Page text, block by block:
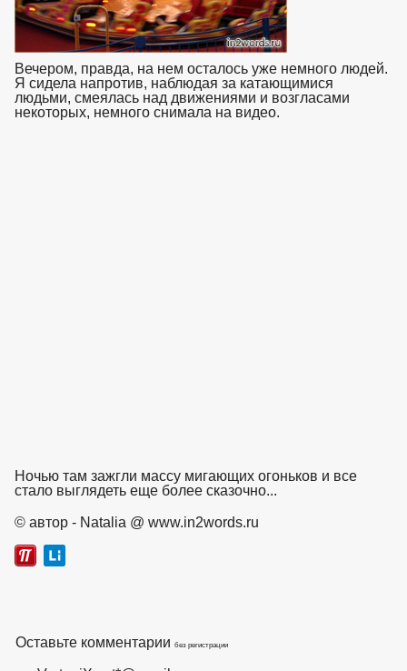
Вечером, правда, на нем осталось уже немного людей.
Я сидела напротив, наблюдая за катающимися
людьми, смеялась над движениями и возгласами
некоторых, немного снимала на видео.
Ночью там зажгли массу мигающих огоньков и все
стало выглядеть еще более сказочно...
© автор - Natalia @ www.in2words.ru
Оставьте комментарии без регистрации